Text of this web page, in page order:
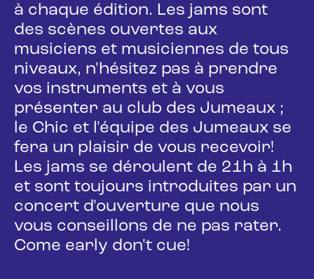
à chaque édition. Les jams sont
des scènes ouvertes aux
musiciens et musiciennes de tous
niveaux, n'hésitez pas à prendre
vos instruments et à vous
présenter au club des Jumeaux ;
le Chic et l'équipe des Jumeaux se
fera un plaisir de vous recevoir!
Les jams se déroulent de 21h à 1h
et sont toujours introduites par un
concert d'ouverture que nous
vous conseillons de ne pas rater.
Come early don't cue!